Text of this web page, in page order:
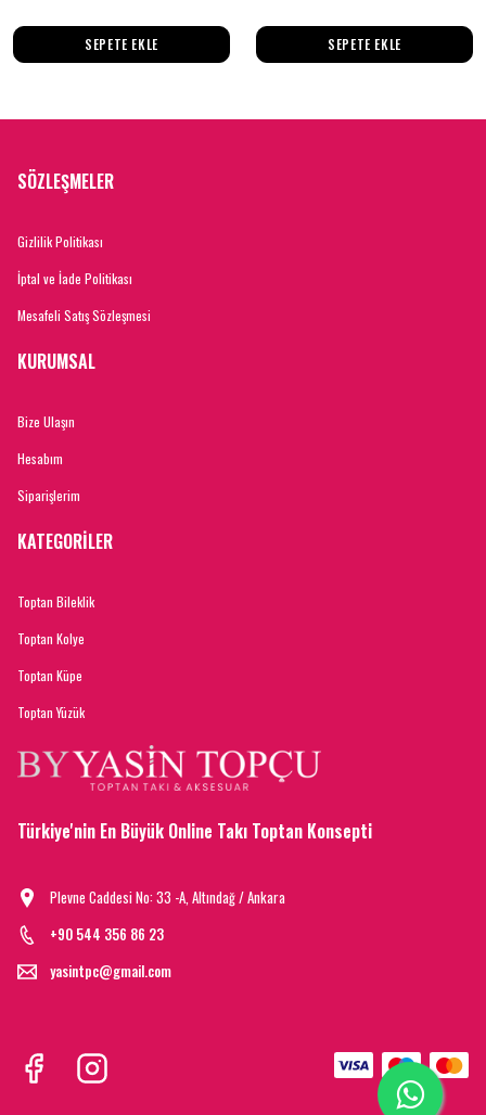
SEPETE EKLE SEPETE EKLE
SÖZLEŞMELER
Gizlilik Politikası
İptal ve İade Politikası
Mesafeli Satış Sözleşmesi
KURUMSAL
Bize Ulaşın
Hesabım
Siparişlerim
KATEGORİLER
Toptan Bileklik
Toptan Kolye
Toptan Küpe
Toptan Yüzük
Türkiye'nin En Büyük Online Takı Toptan Konsepti
Plevne Caddesi No: 33 -A, Altındağ / Ankara
+90 544 356 86 23
yasintpc@gmail.com